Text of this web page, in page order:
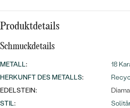
Eheringe
MIT EDELSTEIN
GOLD
PLATIN
SCHMUCK MIT LAB
DIAMANTEN
PERLENSCHMUCK
NACH STYL
LUXURIÖSE
Produktdetails
Schmuckdetails
METALL:
18
HERKUNFT DES METALLS:
EDELSTEIN:
STIL: